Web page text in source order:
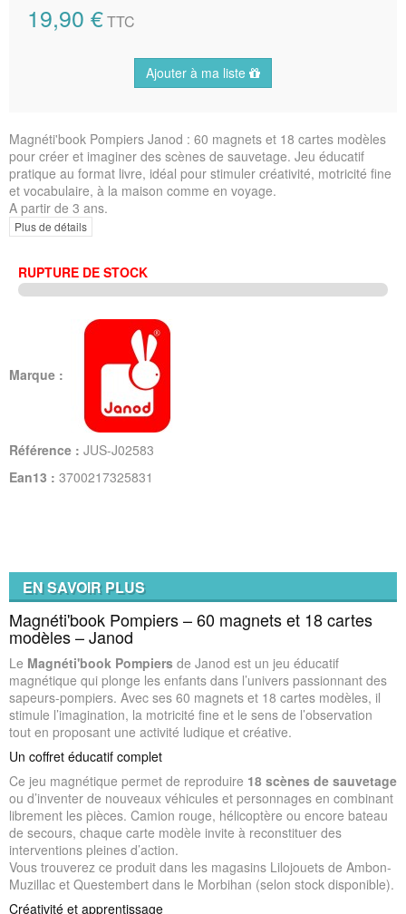
19,90 €TTC
Ajouter à ma liste
Magnéti'book Pompiers Janod : 60 magnets et 18 cartes modèles
pour créer et imaginer des scènes de sauvetage. Jeu éducatif
pratique au format livre, idéal pour stimuler créativité, motricité fine
et vocabulaire, à la maison comme en voyage.
A partir de 3 ans.
Plus de détails
RUPTURE DE STOCK
Marque :
Référence : JUS-J02583
Ean13 : 3700217325831
EN SAVOIR PLUS
Magnéti'book Pompiers – 60 magnets et 18 cartes
modèles – Janod
Le Magnéti'book Pompiers de Janod est un jeu éducatif
magnétique qui plonge les enfants dans l’univers passionnant des
sapeurs-pompiers. Avec ses 60 magnets et 18 cartes modèles, il
stimule l’imagination, la motricité fine et le sens de l’observation
tout en proposant une activité ludique et créative.
Un coffret éducatif complet
Ce jeu magnétique permet de reproduire 18 scènes de sauvetage
ou d’inventer de nouveaux véhicules et personnages en combinant
librement les pièces. Camion rouge, hélicoptère ou encore bateau
de secours, chaque carte modèle invite à reconstituer des
interventions pleines d’action.
Vous trouverez ce produit dans les magasins Lilojouets de Ambon-
Muzillac et Questembert dans le Morbihan (selon stock disponible).
Créativité et apprentissage